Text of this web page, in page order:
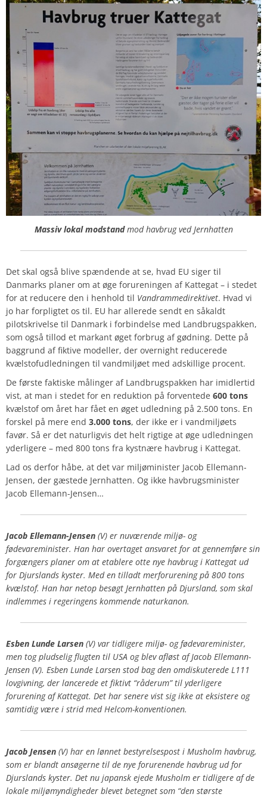
Massiv lokal modstandmod havbrug ved Jernhatten
Det skal også blive spændende at se, hvad EU siger til
Danmarks planer om at øge forureningen af Kattegat – i stedet
for at reducere den i henhold til Vandrammedirektivet. Hvad vi
jo har forpligtet os til. EU har allerede sendt en såkaldt
pilotskrivelse til Danmark i forbindelse med Landbrugspakken,
som også tillod et markant øget forbrug af gødning. Dette på
baggrund af fiktive modeller, der overnight reducerede
kvælstofudledningen til vandmiljøet med adskillige procent.
De første faktiske målinger af Landbrugspakken har imidlertid
vist, at man i stedet for en reduktion på forventede 600 tons
kvælstof om året har fået en øget udledning på 2.500 tons. En
forskel på mere end 3.000 tons, der ikke er i vandmiljøets
favør. Så er det naturligvis det helt rigtige at øge udledningen
yderligere – med 800 tons fra kystnære havbrug i Kattegat.
Lad os derfor håbe, at det var miljøminister Jacob Ellemann-
Jensen, der gæstede Jernhatten. Og ikke havbrugsminister
Jacob Ellemann-Jensen…
Jacob Ellemann-Jensen (V) er nuværende miljø- og
fødevareminister. Han har overtaget ansvaret for at gennemføre sin
forgængers planer om at etablere otte nye havbrug i Kattegat ud
for Djurslands kyster. Med en tilladt merforurening på 800 tons
kvælstof. Han har netop besøgt Jernhatten på Djursland, som skal
indlemmes i regeringens kommende naturkanon.
Esben Lunde Larsen (V) var tidligere miljø- og fødevareminister,
men tog pludselig flugten til USA og blev afløst af Jacob Ellemann-
Jensen (V). Esben Lunde Larsen stod bag den omdiskuterede L111
lovgivning, der lancerede et fiktivt “råderum” til yderligere
forurening af Kattegat. Det har senere vist sigikke at eksistere og
samtidig være i strid med Helcom-konventionen.
Jacob Jensen (V) har en lønnet bestyrelsespost i Musholm havbrug,
som er blandt ansøgerne til de nye forurenende havbrug ud for
Djurslands kyster. Det nu japansk ejede Musholm er tidligere af de
lokale miljømyndigheder blevet betegnet som “den største